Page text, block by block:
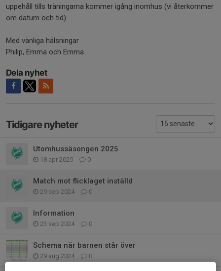
uppehåll tills träningarna kommer igång inomhus (vi återkommer
om datum och tid).
Med vänliga hälsningar
Philip, Emma och Emma
Dela nyhet
Tidigare nyheter
Utomhussäsongen 2025
18 apr 2025 0
Match mot flicklaget inställd
29 sep 2024 0
Information
23 sep 2024 0
Schema när barnen står över
29 aug 2024 0